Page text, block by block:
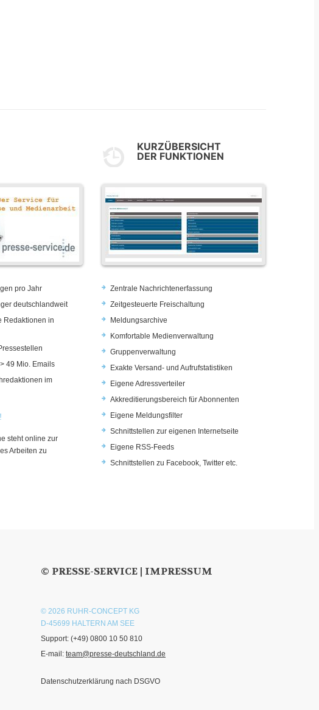
pro Jahr
deutschlandweit
Redaktionen in
49 Mio. Emails
im
steht online zur
Arbeiten zu
KURZÜBERSICHT
DER FUNKTIONEN
Zentrale Nachrichtenerfassung
Zeitgesteuerte Freischaltung
Meldungsarchive
Komfortable Medienverwaltung
Gruppenverwaltung
Exakte Versand- und Aufrufstatistiken
Eigene Adressverteiler
Akkreditierungsbereich für Abonnenten
Eigene Meldungsfilter
Schnittstellen zur eigenen Internetseite
Eigene RSS-Feeds
Schnittstellen zu Facebook, Twitter etc.
© PRESSE-SERVICE | IMPRESSUM
© 2026 RUHR-CONCEPT KG
D-45699 HALTERN AM SEE
Support: (+49) 0800 10 50 810
E-mail: team@presse-deutschland.de
Datenschutzerklärung nach DSGVO